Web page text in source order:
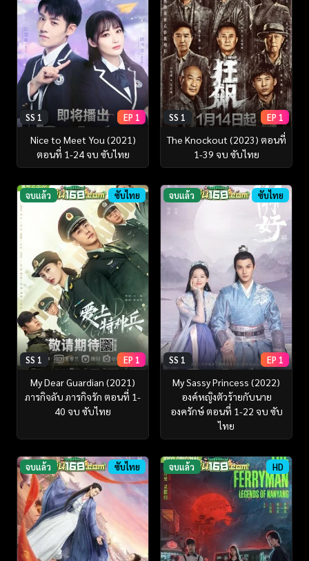
SS 1 EP 1
Nice to Meet You (2021)
ตอนที่ 1-24 จบ ซับไทย
SS 1 EP 1
The Knockout (2023) ตอนที่
1-39 จบ ซับไทย
จบแล้ว ซับไทย
SS 1 EP 1
My Dear Guardian (2021)
ภารกิจลับ ภารกิจรัก ตอนที่ 1-
40 จบ ซับไทย
จบแล้ว ซับไทย
SS 1 EP 1
My Sassy Princess (2022)
องค์หญิงตัวร้ายกับนาย
องครักษ์ ตอนที่ 1-22 จบ ซับ
ไทย
จบแล้ว ซับไทย จบแล้ว HD